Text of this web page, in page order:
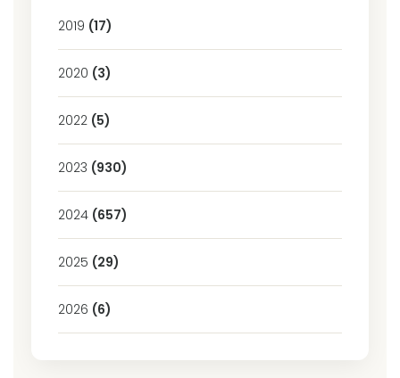
2019 (17)
2020 (3)
2022 (5)
2023 (930)
2024 (657)
2025 (29)
2026 (6)